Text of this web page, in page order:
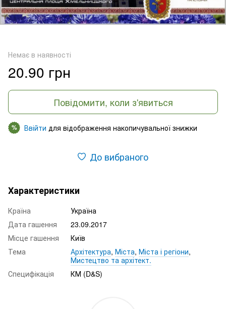
Немає в наявності
20.90 грн
Повідомити, коли з'явиться
% Ввійти для відображення накопичувальної знижки
До вибраного
Характеристики
Країна
Україна
Дата гашення
23.09.2017
Місце гашення
Київ
Тема
Архітектура, Міста, Міста і регіони,
Мистецтво та архітект.
Специфікація
КМ (D&S)